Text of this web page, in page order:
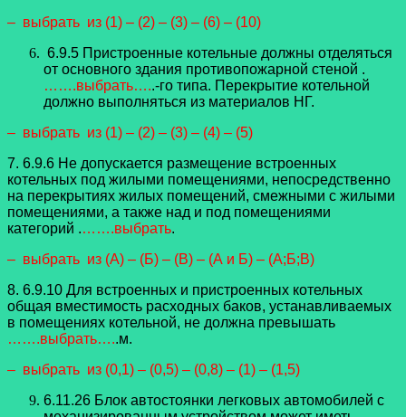
– выбрать из (1) – (2) – (3) – (6) – (10)
6.9.5 Пристроенные котельные должны отделяться
от основного здания противопожарной стеной .
…….выбрать…..-го типа. Перекрытие котельной
должно выполняться из материалов НГ.
– выбрать из (1) – (2) – (3) – (4) – (5)
7. 6.9.6 Не допускается размещение встроенных
котельных под жилыми помещениями, непосредственно
на перекрытиях жилых помещений, смежными с жилыми
помещениями, а также над и под помещениями
категорий .…….выбрать.
– выбрать из (А) – (Б) – (В) – (А и Б) – (А;Б;В)
8. 6.9.10 Для встроенных и пристроенных котельных
общая вместимость расходных баков, устанавливаемых
в помещениях котельной, не должна превышать
…….выбрать…..м.
– выбрать из (0,1) – (0,5) – (0,8) – (1) – (1,5)
6.11.26 Блок автостоянки легковых автомобилей с